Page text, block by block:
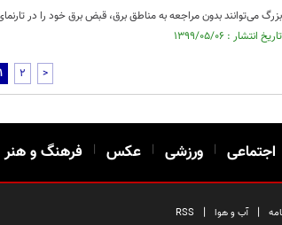
می‌توانند بدون مراجعه به مناطق برق، قبض برق خود را در
1 2 >
اجتماعی | ورزشی | عکس | فرهنگ و هنر
| آب و هوا |
RSS